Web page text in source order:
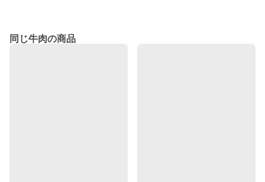
同じ牛肉の商品